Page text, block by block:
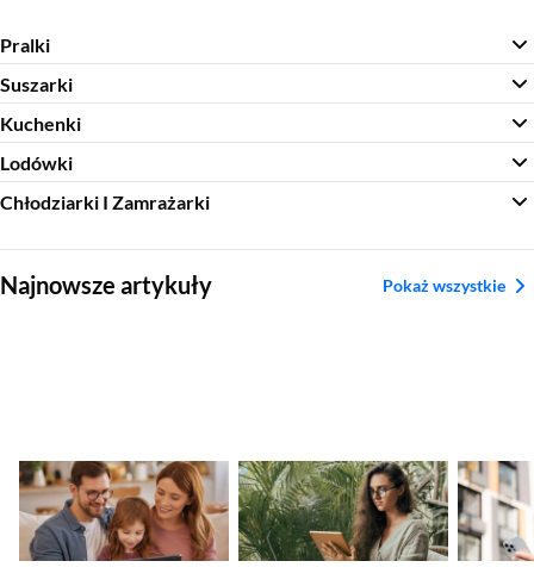
Pralki
Suszarki
Kuchenki
Lodówki
Chłodziarki I Zamrażarki
Najnowsze artykuły Pokaż wszystkie
Tablet do nauki, pracy,
rozrywki – który
wybrać?
Jaki iPad kupić w
2025? Praktyczny
poradnik
Jak